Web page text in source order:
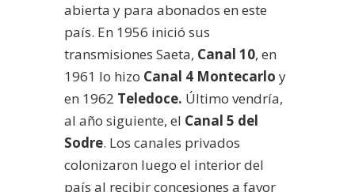
abierta y para abonados en este
país. En 1956 inició sus
transmisiones Saeta, Canal 10, en
1961 lo hizo Canal 4 Montecarlo y
en 1962 Teledoce. Último vendría,
al año siguiente, el Canal 5 del
Sodre. Los canales privados
colonizaron luego el interior del
país al recibir concesiones a favor